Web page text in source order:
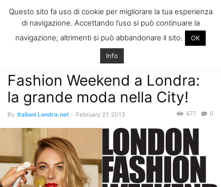
ITALIANI A
LONDRA
Il blog degli Italiani nella rebel city
Home Eventi, Svago and More
Fashion Weekend a Londra: la grande
Fashion Weekend a Londra:
la grande moda nella City!
By Italiani Londra.net - February 21, 2013 0
677
Questo sito fa uso di cookie per migliorare la tua esperienza
di navigazione. Accettando l’uso si può continuare la
navigazione; altrimenti si può abbandonare il sito.
OK
Info